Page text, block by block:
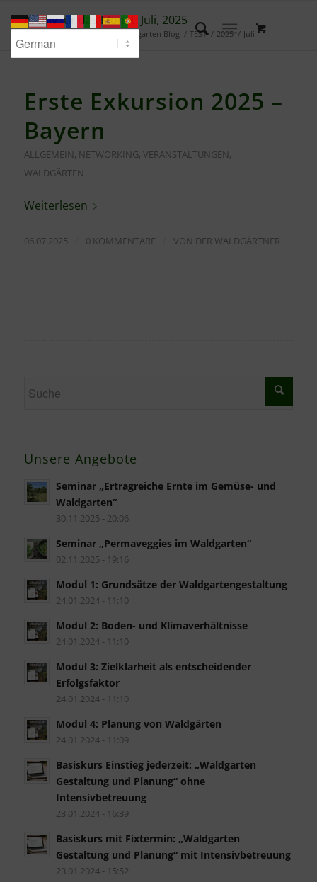
Archiv für das Monat: Juli, 2025
Waldgarten Blog / TEST / 2025 / Juli
Erste Exkursion 2025 –
Bayern
ALLGEMEIN, NETWORKING, VERANSTALTUNGEN,
WALDGÄRTEN
Weiterlesen
06.07.2025 0 KOMMENTARE VON DER WALDGÄRTNER
Unsere Angebote
Seminar „Ertragreiche Ernte im Gemüse- und
Waldgarten“
30.11.2025 - 20:06
Seminar „Permaveggies im Waldgarten“
02.11.2025 - 19:16
Modul 1: Grundsätze der Waldgartengestaltung
24.01.2024 - 11:10
Modul 2: Boden- und Klimaverhältnisse
24.01.2024 - 11:10
Modul 3: Zielklarheit als entscheidender
Erfolgsfaktor
24.01.2024 - 11:10
Modul 4: Planung von Waldgärten
24.01.2024 - 11:09
Basiskurs Einstieg jederzeit: „Waldgarten
Gestaltung und Planung“ ohne
Intensivbetreuung
23.01.2024 - 16:39
Basiskurs mit Fixtermin: „Waldgarten
Gestaltung und Planung“ mit Intensivbetreuung
23.01.2024 - 15:52